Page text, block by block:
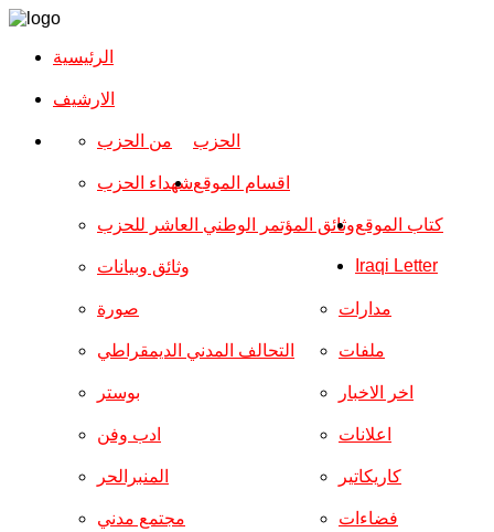
الرئيسية
الارشیف
الحزب من الحزب
شهداء الحزب
وثائق المؤتمر الوطني العاشر للحزب
وثائق وبيانات
اقسام الموقع
صورة
التحالف المدني الديمقراطي
بوستر
ادب وفن
المنبرالحر
مجتمع مدني
مدارات
ملفات
اخر الاخبار
اعلانات
كاريكاتير
فضاءات
كتاب الموقع
Iraqi Letter